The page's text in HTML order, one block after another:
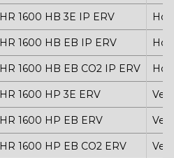
HR 1600 HB 3E IP ERV
HR 1600 HB EB IP ERV
HR 1600 HB EB CO2 IP ERV
HR 1600 HP 3E ERV
HR 1600 HP EB ERV
HR 1600 HP EB CO2 ERV